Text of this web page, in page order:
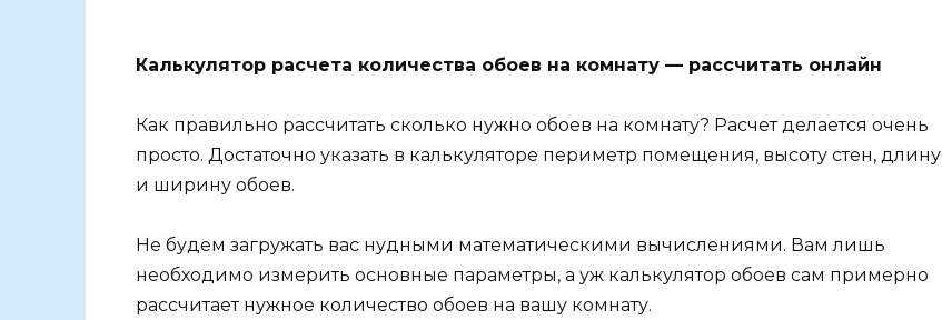
Калькулятор расчета количества обоев на комнату — рассчитать онлайн
Как правильно рассчитать сколько нужно обоев на комнату? Расчет делается очень
просто. Достаточно указать в калькуляторе периметр помещения, высоту стен, длину
и ширину обоев.
Не будем загружать вас нудными математическими вычислениями. Вам лишь
необходимо измерить основные параметры, а уж калькулятор обоев сам примерно
рассчитает нужное количество обоев на вашу комнату.